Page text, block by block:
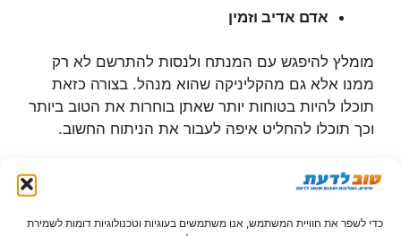
כדי לשפר את חוויית המשתמש, אנו משתמשים בעוגיות וטכנולוגיות דומות לשמירת
אדם אדיב וזמין
מומלץ להיפגש עם המנתח ולנסות להתרשם לא רק
ממנו אלא גם מהקליניקה שהוא מנהל. בצורה כזאת
תוכלו להיות בטוחות יותר שאתן בוחרות את הטוב ביותר
וכך תוכלו להחליט איפה לעבור את הניתוח החשוב.
כמה תשלמו על ניתוח מסוג כזה?
ניתוחים כמו הרמה של החזה הם ניתוחים פלסטיים לכל